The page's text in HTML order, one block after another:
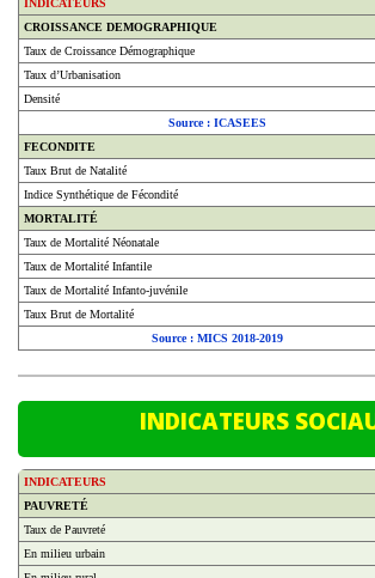
CROISSANCE DEMOGRAPHIQUE
Taux de Croissance Démographique
Taux d’Urbanisation
Densité
Source : ICASEES
FECONDITE
Taux Brut de Natalité
Indice Synthétique de Fécondité
MORTALITÉ
Taux de Mortalité Néonatale
Taux de Mortalité Infantile
Taux de Mortalité Infanto-juvénile
Taux Brut de Mortalité
Source : MICS 2018-2019
INDICATEURS
INDICATEURS
PAUVRETÉ
Taux de Pauvreté
En milieu urbain
En milieu rural